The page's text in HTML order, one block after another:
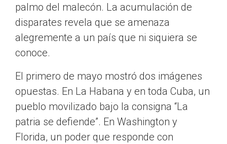
palmo del malecón. La acumulación de
disparates revela que se amenaza
alegremente a un país que ni siquiera se
conoce.
El primero de mayo mostró dos imágenes
opuestas. En La Habana y en toda Cuba, un
pueblo movilizado bajo la consigna “La
patria se defiende”. En Washington y
Florida, un poder que responde con